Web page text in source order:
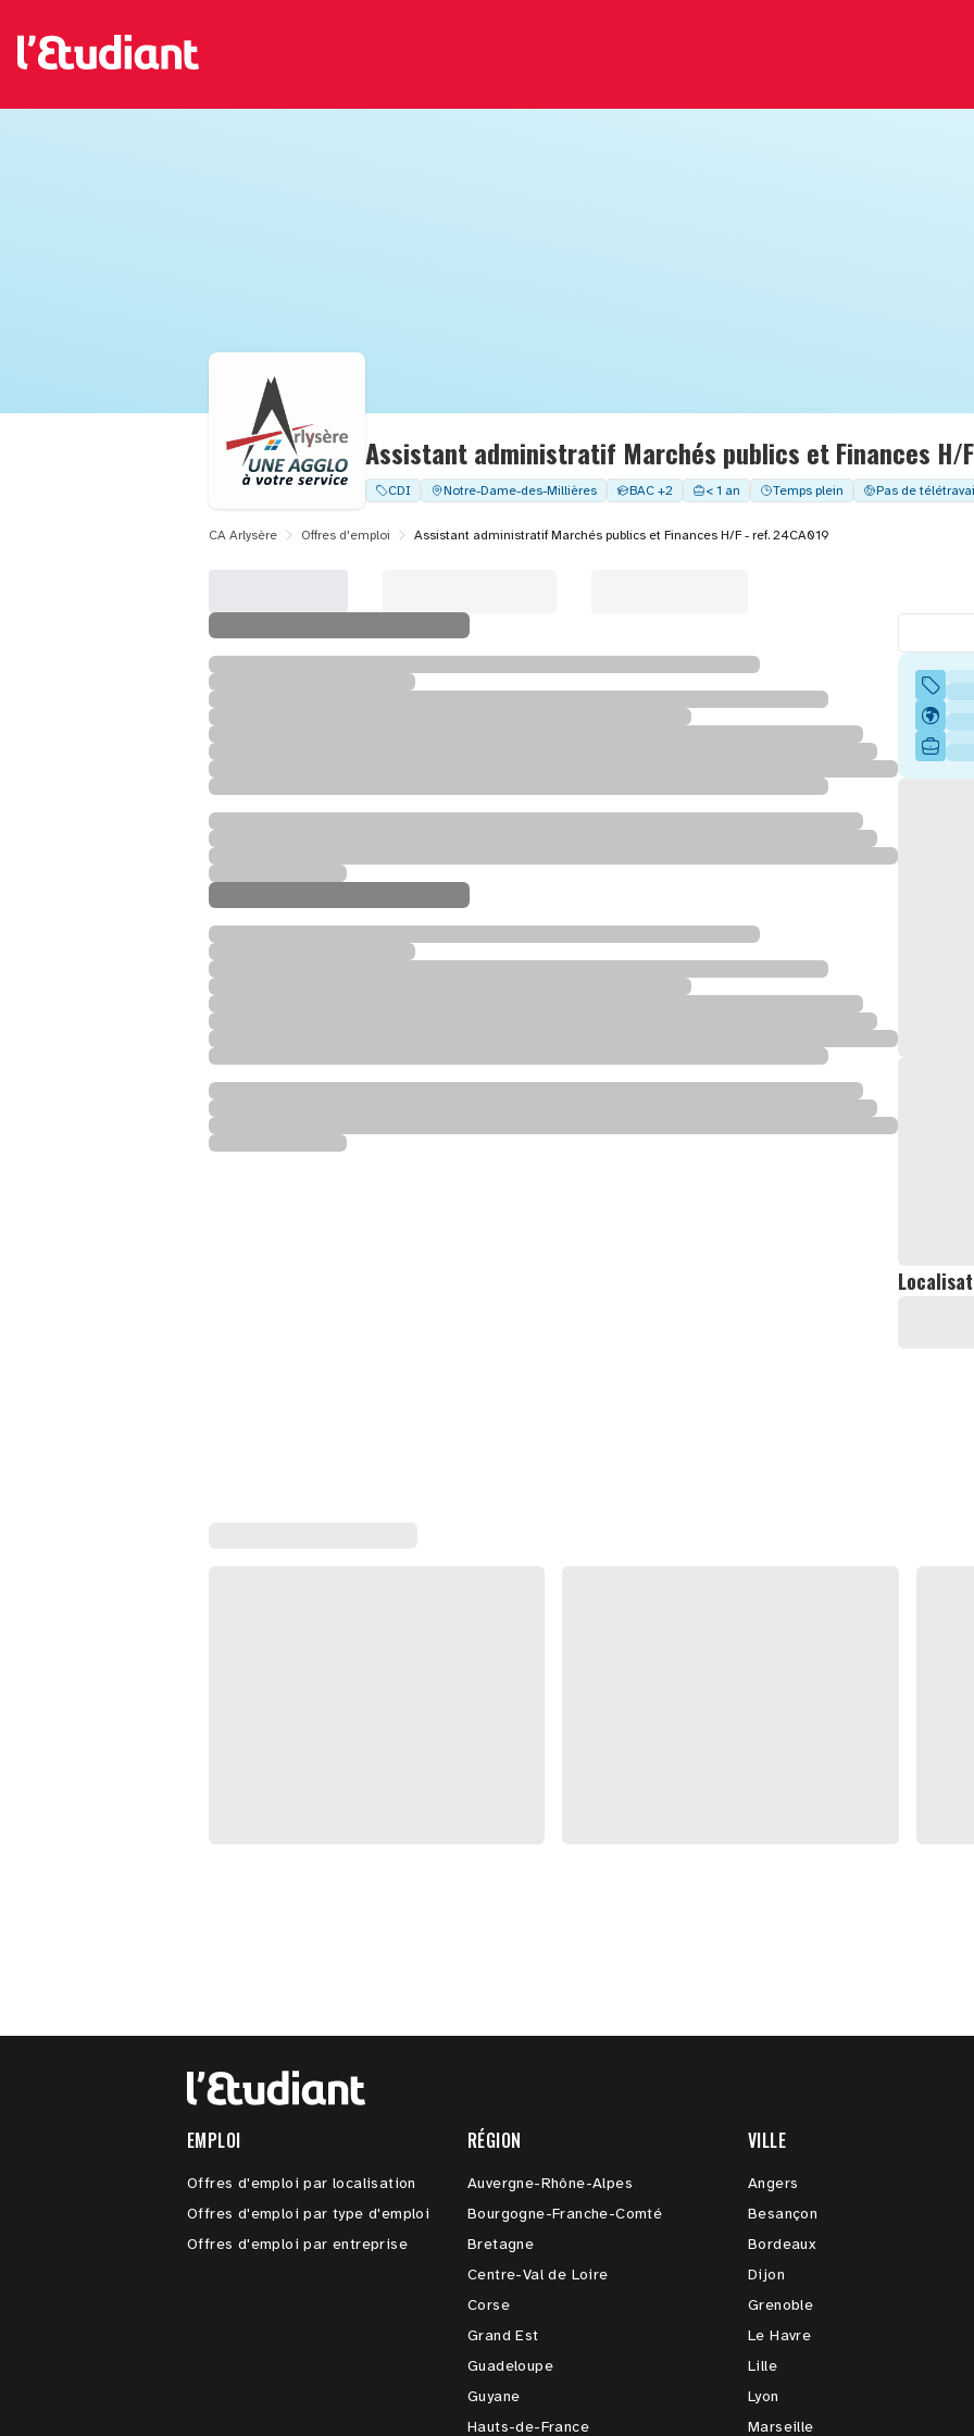
Assistant administratif Marchés publics et Finances H/
CDI Notre-Dame-des-Millières BAC +2 < 1 an Temps plein Pas de
CA Arlysère Offres d'emploi Assistant administratif Marchés publics et Finances H/F - ref. 24CA019
EMPLOI
Offres d'emploi par localisation
Offres d'emploi par type d'emploi
Offres d'emploi par entreprise
RÉGION
Auvergne-Rhône-Alpes
Bourgogne-Franche-Comté
Bretagne
Centre-Val de Loire
Corse
Grand Est
Guadeloupe
Guyane
Hauts-de-France
VILLE
Angers
Besançon
Bordeaux
Dijon
Grenoble
Le Havre
Lille
Lyon
Marseille